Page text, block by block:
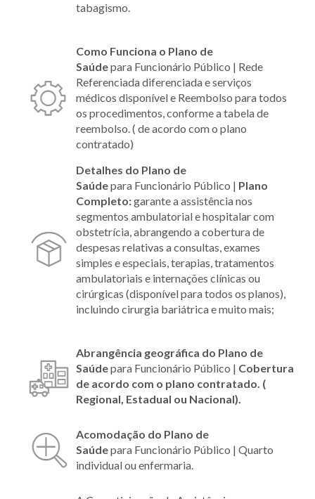
tabagismo.
Como Funciona o Plano de
Saúdepara Funcionário Público | Rede
Referenciada diferenciada e serviços
médicos disponível e Reembolso para todos
os procedimentos, conforme a tabela de
reembolso. ( de acordo com o plano
contratado)
Detalhes do Plano de
Saúdepara Funcionário Público | Plano
Completo:garante a assistência nos
segmentos ambulatorial e hospitalar com
obstetrícia, abrangendo a cobertura de
despesas relativas a consultas, exames
simples e especiais, terapias, tratamentos
ambulatoriais e internações clínicas ou
cirúrgicas (disponível para todos os planos),
incluindo cirurgia bariátrica e muito mais;
Abrangência geográfica do Plano de
Saúdepara Funcionário Público | Cobertura
de acordo com o plano contratado. (
Regional, Estadual ou Nacional).
Acomodação do Plano de
Saúdepara Funcionário Público | Quarto
individual ou enfermaria.